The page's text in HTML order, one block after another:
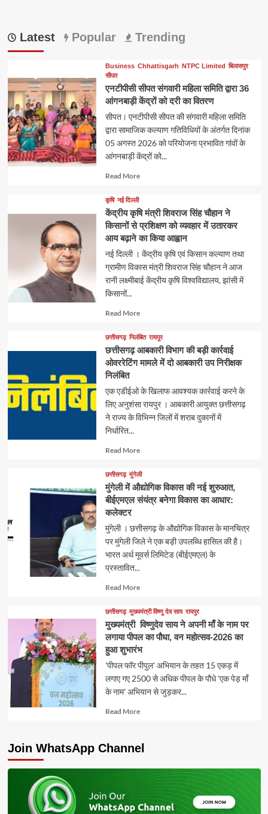
Latest Popular Trending
Business Chhattisgarh NTPC Limited बिलासपुर
सीपत
एनटीपीसी सीपत संगवारी महिला समिति द्वारा 36
आंगनबाड़ी केंद्रों को दरी का वितरण
सीपत। एनटीपीसी सीपत की संगवारी महिला समिति
द्वारा सामाजिक कल्याण गतिविधियों के अंतर्गत दिनांक
05 अगस्त 2026 को परियोजना प्रभावित गांवों के
आंगनबाड़ी केंद्रों को...
Read MoreRead
about
कृषि नई दिल्ली
केंद्रीय कृषि मंत्री शिवराज सिंह चौहान ने
किसानों से प्रशिक्षण को व्यवहार में उतारकर
आय बढ़ाने का किया आह्वान
नई दिल्ली । केंद्रीय कृषि एवं किसान कल्याण तथा
ग्रामीण विकास मंत्री शिवराज सिंह चौहान ने आज
रानी लक्ष्मीबाई केंद्रीय कृषि विश्वविद्यालय, झांसी में
किसानों...
Read MoreRead
about
छत्तीसगढ़ निलंबित रायपुर
छत्तीसगढ़ आबकारी विभाग की बड़ी कार्रवाई
ओवररेटिंग मामले में दो आबकारी उप निरीक्षक
निलंबित
एक एडीईओ के खिलाफ आवश्यक कार्रवाई करने के
लिए अनुशंसा रायपुर । आबकारी आयुक्त छत्तीसगढ़
ने राज्य के विभिन्न जिलों में शराब दुकानों में
निर्धारित...
Read MoreRead
about
छत्तीसगढ़ मुंगेली
मुंगेली में औद्योगिक विकास की नई शुरुआत,
बीईएमएल संयंत्र बनेगा विकास का आधार:
कलेक्टर
मुंगेली । छत्तीसगढ़ के औद्योगिक विकास के मानचित्र
पर मुंगेली जिले ने एक बड़ी उपलब्धि हासिल की है।
भारत अर्थ मूवर्स लिमिटेड (बीईएमएल) के
प्रस्तावित...
Read MoreRead
about
छत्तीसगढ़ मुख्यमंत्री विष्णु देव साय रायपुर
मुख्यमंत्री विष्णुदेव साय ने अपनी माँ के नाम पर
लगाया पीपल का पौधा, वन महोत्सव-2026 का
हुआ शुभारंभ
'पीपल फॉर पीपुल' अभियान के तहत 15 एकड़ में
लगाए गए 2500 से अधिक पीपल के पौधे 'एक पेड़ माँ
के नाम' अभियान से जुड़कर...
Read MoreRead
Join WhatsApp Channel